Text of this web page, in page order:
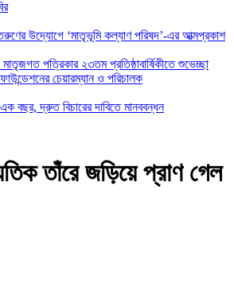
উদ্যোগে ‘মাতৃভূমি কল্যাণ পরিষদ’-এর আত্মপ্রকাশ
পত্রিকার ২৩তম প্রতিষ্ঠাবার্ষিকীতে শুভেচ্ছা
চেয়ারম্যান ও পরিচালক
বছর, দ্রুত বিচারের দাবিতে মানববন্ধন
তাঁরে জড়িয়ে প্রাণ গেল